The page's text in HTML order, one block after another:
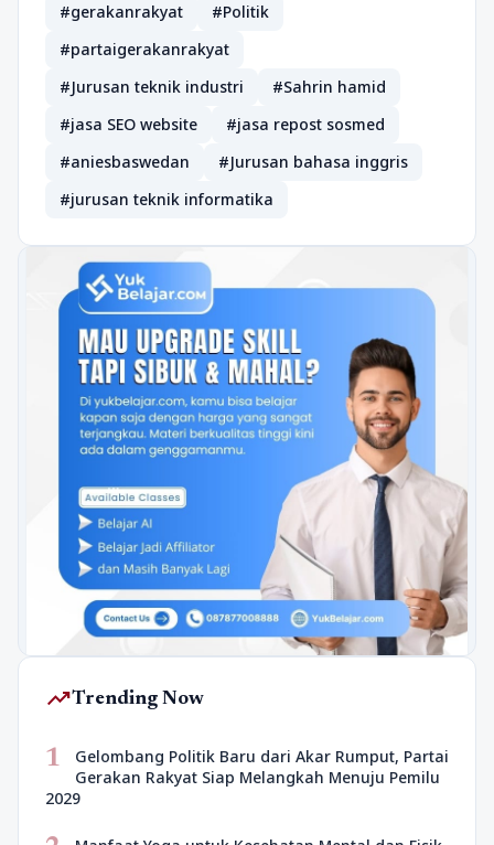
#gerakanrakyat
#Politik
#partaigerakanrakyat
#Jurusan teknik industri
#Sahrin hamid
#jasa SEO website
#jasa repost sosmed
#aniesbaswedan
#Jurusan bahasa inggris
#jurusan teknik informatika
trending_upTrending Now
1
Gelombang Politik Baru dari Akar Rumput, Partai
Gerakan Rakyat Siap Melangkah Menuju Pemilu
2029